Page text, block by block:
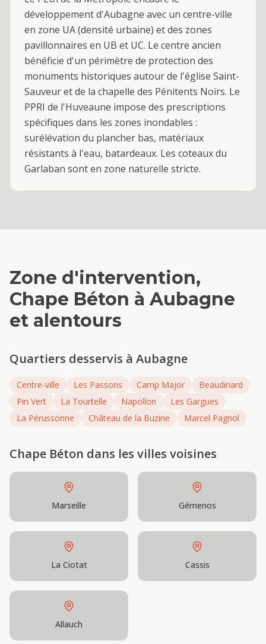
développement d'Aubagne avec un centre-ville
en zone UA (densité urbaine) et des zones
pavillonnaires en UB et UC. Le centre ancien
bénéficie d'un périmètre de protection des
monuments historiques autour de l'église Saint-
Sauveur et de la chapelle des Pénitents Noirs. Le
PPRI de l'Huveaune impose des prescriptions
spécifiques dans les zones inondables :
surélévation du plancher bas, matériaux
résistants à l'eau, batardeaux. Les coteaux du
Garlaban sont en zone naturelle stricte.
Zone d'intervention,
Chape Béton à Aubagne
et alentours
Quartiers desservis à Aubagne
Centre-ville Les Passons Camp Major
Beaudinard
Pin Vert
La Tourtelle Napollon
Les Gargues
La Pérussonne
Château de la Buzine Marcel Pagnol
Chape Béton dans les villes voisines
Marseille Gémenos
La Ciotat Cassis
Allauch